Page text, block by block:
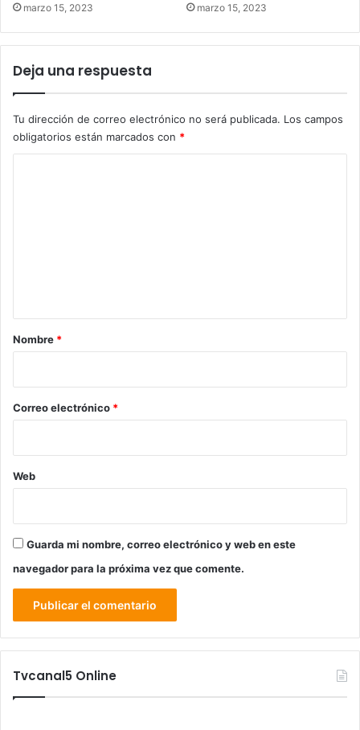
marzo 15, 2023 marzo 15, 2023
Deja una respuesta
Tu dirección de correo electrónico no será publicada. Los campos
obligatorios están marcados con *
r
*
Nombre *
Correo electrónico *
Web
Guarda mi nombre, correo electrónico y web en este
navegador para la próxima vez que comente.
Tvcanal5 Online